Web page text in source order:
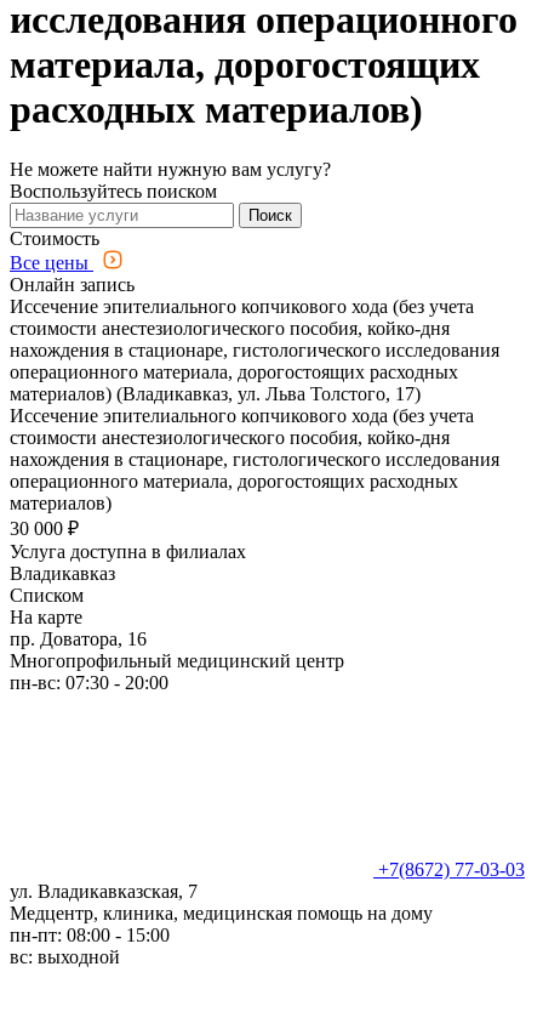
исследования операционного
материала, дорогостоящих
расходных материалов)
Не можете найти нужную вам услугу?
Воспользуйтесь поиском
Поиск
Стоимость
Все цены
Онлайн запись
Иссечение эпителиального копчикового хода (без учета
стоимости анестезиологического пособия, койко-дня
нахождения в стационаре, гистологического исследования
операционного материала, дорогостоящих расходных
материалов) (Владикавказ, ул. Льва Толстого, 17)
Иссечение эпителиального копчикового хода (без учета
стоимости анестезиологического пособия, койко-дня
нахождения в стационаре, гистологического исследования
операционного материала, дорогостоящих расходных
материалов)
30 000 ₽
Услуга доступна в филиалах
Владикавказ
Списком
На карте
пр. Доватора, 16
Многопрофильный медицинский центр
пн-вс: 07:30 - 20:00
+7(8672) 77-03-03
ул. Владикавказская, 7
Медцентр, клиника, медицинская помощь на дому
пн-пт: 08:00 - 15:00
вс: выходной